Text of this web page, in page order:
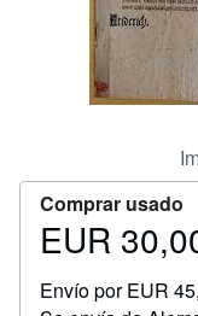
Comprar usado
Precio
30,00
EUR
Envío por EUR